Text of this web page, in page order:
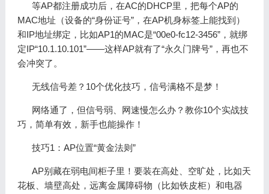
等AP都注册成功后，在AC的DHCP里，把每个AP的
MAC地址（设备的“身份证号”，在AP机身标签上能找到）
和IP地址绑定，比如AP1的MAC是“00e0-fc12-3456”，就绑
定IP“10.1.10.101”——这样AP就有了“永久门牌号”，再也不
会冲突了。
无线信号差？10个优化技巧，信号满格不是梦！
网络通了，但信号弱、网速慢怎么办？教你10个实战技
巧，简单有效，新手也能操作！
技巧1：AP位置“黄金法则”
AP别藏在弱电间柜子里！要装在高处、空旷处，比如天
花板、墙壁高处，远离金属障碍物（比如铁皮柜）和电器